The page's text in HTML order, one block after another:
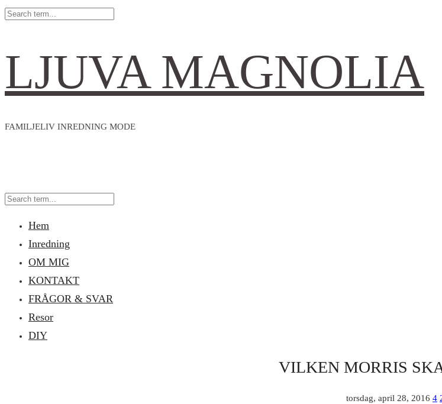
LJUVA MAGNOLIA
FAMILJELIV INREDNING MODE
Hem
Inredning
OM MIG
KONTAKT
FRÅGOR & SVAR
Resor
DIY
VILKEN MORRIS
torsdag, april 28, 2016 4